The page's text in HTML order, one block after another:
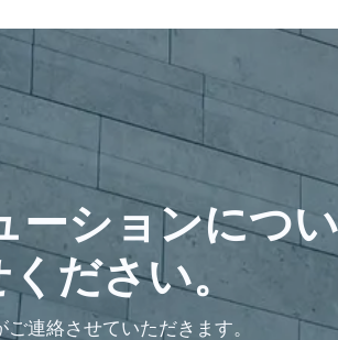
ーションについ
ださい。
連絡させていただきます。